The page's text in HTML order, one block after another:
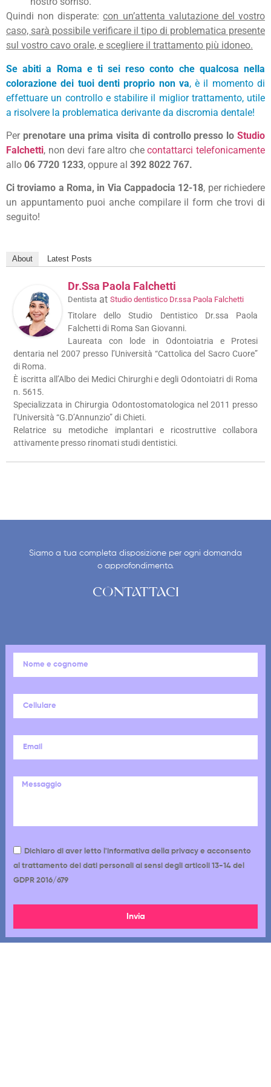
Quindi non disperate:con un’attenta valutazione del vostro
caso, sarà possibile verificare il tipo di problematica presente
sul vostro cavo orale, e scegliere il trattamento più idoneo.
Se abiti a Roma e ti sei reso conto che qualcosa nella
colorazione dei tuoi denti proprio non va, è il momento di
effettuare un controllo e stabilire il miglior trattamento, utile
a risolvere la problematica derivante da discromia dentale!
Per prenotare una prima visita di controllo presso loStudio
Falchetti, non devi fare altro checontattarci telefonicamente
allo 06 7720 1233, oppure al 392 8022 767.
Ci troviamo a Roma, in Via Cappadocia 12-18, per richiedere
un appuntamento puoi anche compilare il form che trovi di
seguito!
About Latest Posts
Dr.ssa Paola Falchetti
Dentista at Studio dentistico Dr.ssa Paola Falchetti
Titolare dello Studio Dentistico Dr.ssa Paola
Falchetti di Roma San Giovanni.
Laureata con lode in Odontoiatria e Protesi
dentaria nel 2007 presso l’Università “Cattolica del Sacro Cuore”
di Roma.
È iscritta all’Albo dei Medici Chirurghi e degli Odontoiatri di Roma
n. 5615.
Specializzata in Chirurgia Odontostomatologica nel 2011 presso
l’Università “G.D’Annunzio” di Chieti.
Relatrice su metodiche implantari e ricostruttive collabora
attivamente presso rinomati studi dentistici.
Siamo a tua completa disposizione per ogni domanda
o approfondimento.
CONTATTACI
Dichiaro di aver letto l'informativa della privacy e acconsento
al trattamento dei dati personali ai sensi degli articoli 13-14 del
GDPR 2016/679
Invia